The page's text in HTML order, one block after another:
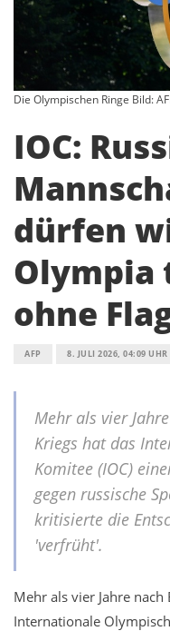
Die Olympischen Ringe Bild:
IOC:
dürfen
Olympia
ohne
AFP 8. JULI 2026, 04:09 UHR
Mehr als vier
Kriegs hat das
Komitee (IOC)
gegen russische
kritisierte die
'verfrüht'.
Mehr als vier Jahre
Internationale